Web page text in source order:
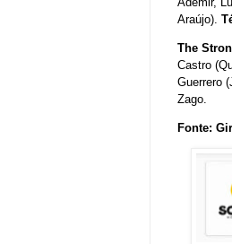
Araújo).
The
Castro
Guerrero
Zago.
Fonte: